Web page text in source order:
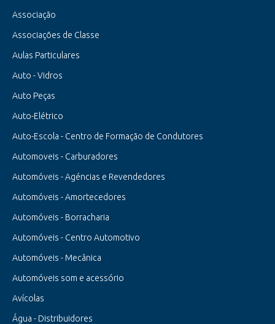
Associação
Associações de Classe
Aulas Particulares
Auto - Vidros
Auto Peças
Auto-Elétrico
Auto-Escola - Centro de Formação de Condutores
Automoveis - Carburadores
Automóveis - Agéncias e Revendedores
Automóveis - Amortecedores
Automóveis - Borracharia
Automóveis - Centro Automotivo
Automóveis - Mecânica
Automóveis som e acessório
Avícolas
Água - Distribuidores